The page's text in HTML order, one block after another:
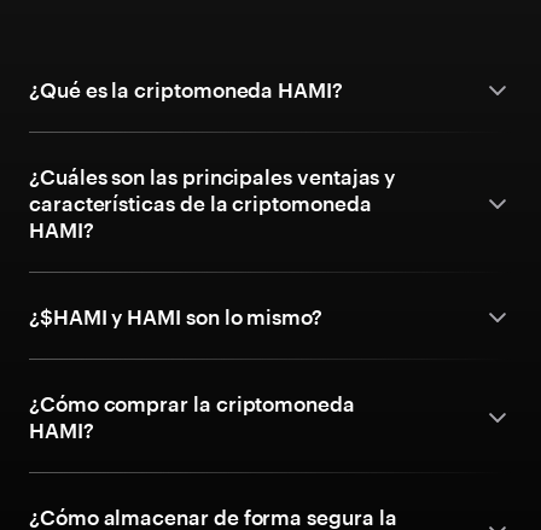
¿Qué es la criptomoneda HAMI?
¿Cuáles son las principales ventajas y
características de la criptomoneda
HAMI?
¿$HAMI y HAMI son lo mismo?
¿Cómo comprar la criptomoneda
HAMI?
¿Cómo almacenar de forma segura la